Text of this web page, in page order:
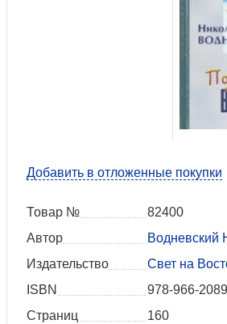
Добавить в отложенные покупки
Товар №
82400
Автор
Водневский
Издательство
Свет на
ISBN
978-966-
Страниц
160